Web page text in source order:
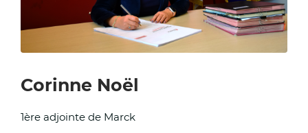
Corinne Noël
1ère adjointe de Marck